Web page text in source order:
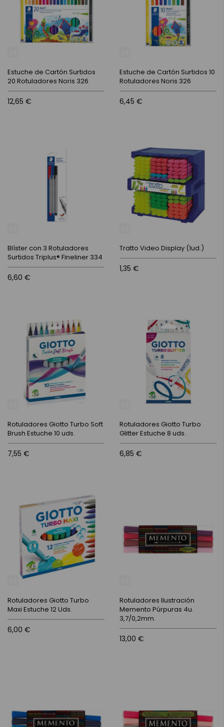
Estuche de Cartón Surtidos
20 Rotuladores Noris 326
12,65 €
Estuche de Cartón Surtidos 10
Rotuladores Noris 326
6,45 €
Blíster con 3 Rotuladores
Surtidos Triplus® Fineliner 334
6,60 €
Tratto Video Display (1ud.)
1,35 €
Rotuladores Giotto Turbo Soft
Brush Estuche 10 uds.
7,55 €
Rotuladores Giotto Turbo
Glitter Estuche 8 uds.
6,85 €
Rotuladores Giotto Turbo
Maxi Estuche 12 Uds.
6,00 €
Rotuladores Ilustración
Memento Púrpuras 4u.
3,7/0,2mm.
13,00 €